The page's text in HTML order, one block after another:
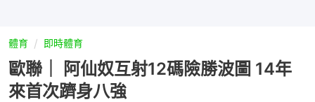
體育 即時體育
歐聯｜ 阿仙奴互射12碼險勝波圖 14年
來首次躋身八強